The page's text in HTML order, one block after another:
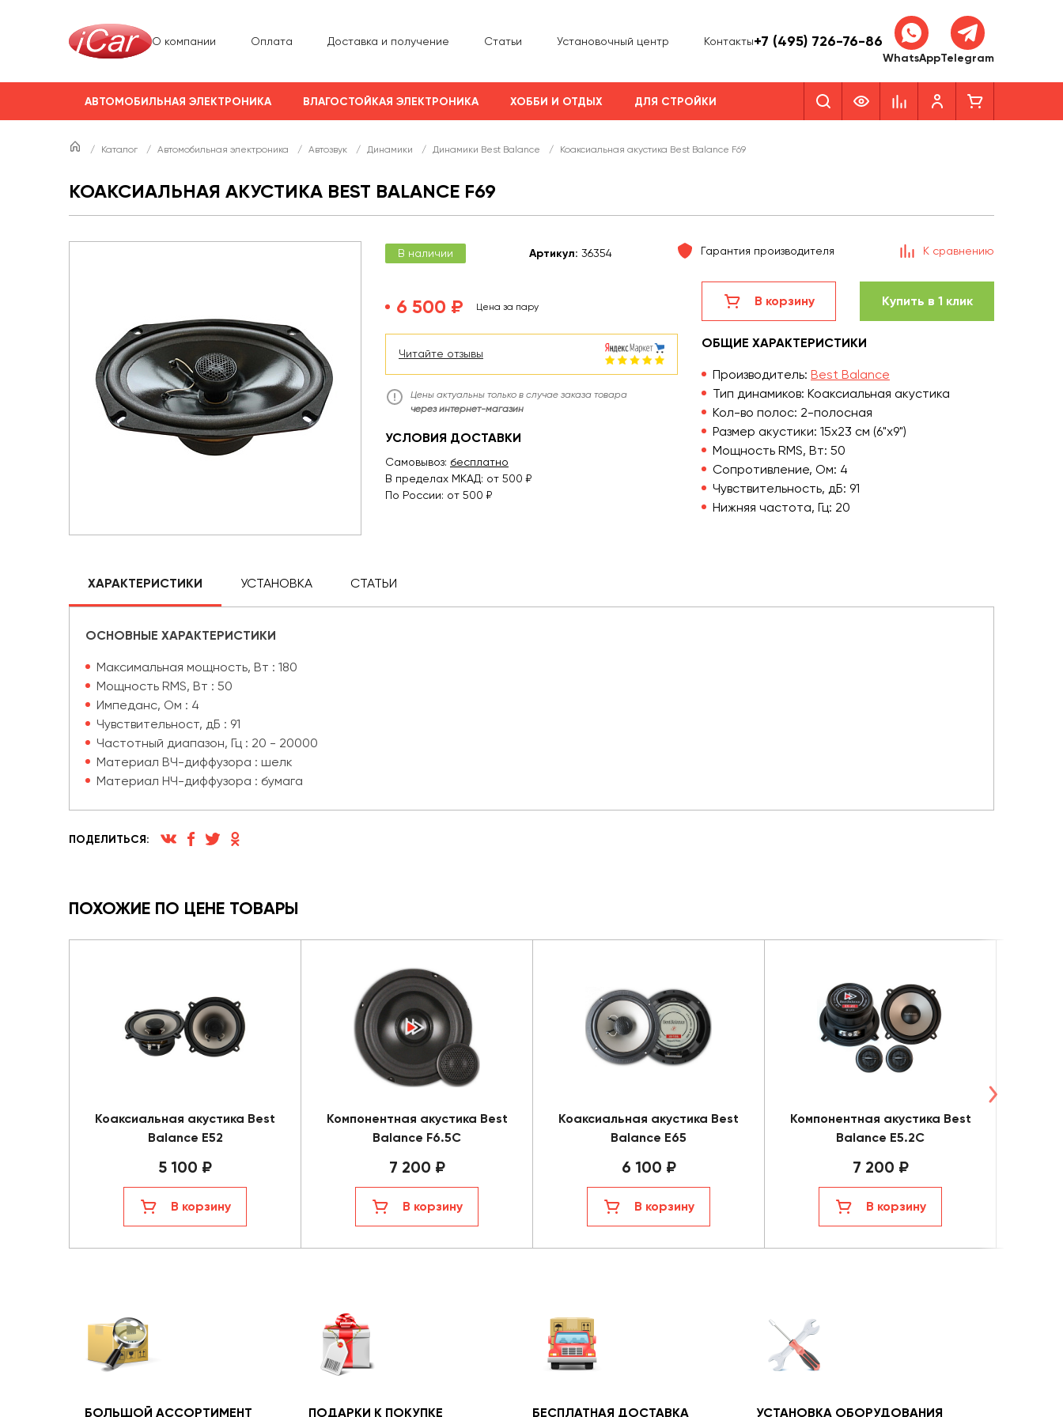
О компании Оплата Доставка и получение Статьи Установочный центр Контакты+7 (495) 726-76-86
WhatsAppTelegram
АВТОМОБИЛЬНАЯ ЭЛЕКТРОНИКА ВЛАГОСТОЙКАЯ ЭЛЕКТРОНИКА ХОББИ И ОТДЫХ ДЛЯ СТРОЙКИ
/ Каталог / Автомобильная электроника / Автозвук / Динамики / Динамики Best Balance / Коаксиальная акустика Best Balance F69
КОАКСИАЛЬНАЯ АКУСТИКА BEST BALANCE F69
В наличии Артикул: 36354 Гарантия производителя К сравнению
6 500 ₽ Цена за пару
Читайте отзывы
Цены актуальны только в случае заказа товара
через интернет-магазин
УСЛОВИЯ ДОСТАВКИ
Самовывоз: бесплатно
В пределах МКАД: от 500 ₽
По России: от 500 ₽
В корзину Купить в 1 клик
ОБЩИЕ ХАРАКТЕРИСТИКИ
Производитель: Best Balance
Тип динамиков: Коаксиальная акустика
Кол-во полос: 2-полосная
Размер акустики: 15х23 см (6"х9")
Мощность RMS, Вт: 50
Сопротивление, Ом: 4
Чувствительность, дБ: 91
Нижняя частота, Гц: 20
ХАРАКТЕРИСТИКИ УСТАНОВКА СТАТЬИ
ОСНОВНЫЕ ХАРАКТЕРИСТИКИ
Максимальная мощность, Вт : 180
Мощность RMS, Вт : 50
Импеданс, Ом : 4
Чувствительност, дБ : 91
Частотный диапазон, Гц : 20 - 20000
Материал ВЧ-диффузора : шелк
Материал НЧ-диффузора : бумага
ПОДЕЛИТЬСЯ:
ПОХОЖИЕ ПО ЦЕНЕ ТОВАРЫ
Коаксиальная акустика Best
Balance E52
5 100 ₽
В корзину
Компонентная акустика Best
Balance F6.5C
7 200 ₽
В корзину
Коаксиальная акустика Best
Balance E65
6 100 ₽
В корзину
Компонентная акустика Best
Balance E5.2C
7 200 ₽
В корзину
БОЛЬШОЙ АССОРТИМЕНТ ПОДАРКИ К ПОКУПКЕ БЕСПЛАТНАЯ ДОСТАВКА УСТАНОВКА ОБОРУДОВАНИЯ